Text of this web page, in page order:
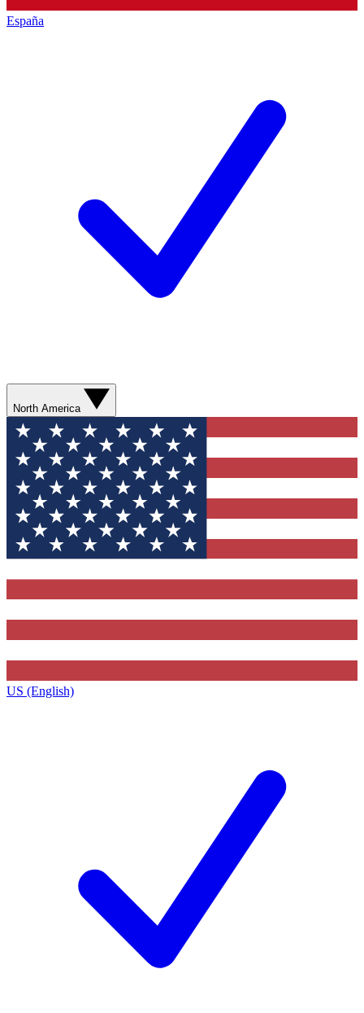
España
North America
US (English)